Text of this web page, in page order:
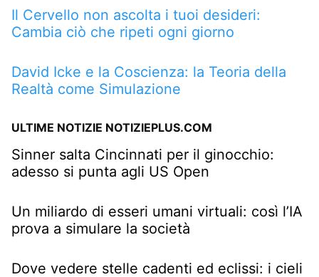
Il Cervello non ascolta i tuoi desideri:
Cambia ciò che ripeti ogni giorno
David Icke e la Coscienza: la Teoria della
Realtà come Simulazione
ULTIME NOTIZIE NOTIZIEPLUS.COM
Sinner salta Cincinnati per il ginocchio:
adesso si punta agli US Open
Un miliardo di esseri umani virtuali: così l’IA
prova a simulare la società
Dove vedere stelle cadenti ed eclissi: i cieli